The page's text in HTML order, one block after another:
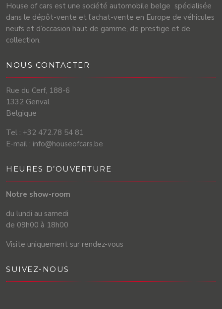
House of cars est une société automobile belge spécialisée
dans le dépôt-vente et l’achat-vente en Europe de véhicules
neufs et d’occasion haut de gamme, de prestige et de
collection.
NOUS CONTACTER
Rue du Cerf, 188-6
1332 Genval
Belgique
Tel : +32 472.78 54 81
E-mail : info@houseofcars.be
HEURES D’OUVERTURE
Notre show-room
du lundi au samedi
de 09h00 à 18h00
Visite uniquement sur rendez-vous
SUIVEZ-NOUS